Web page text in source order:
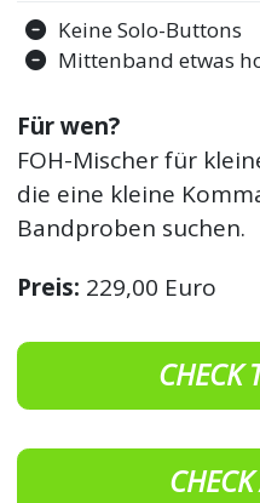
Keine Solo-Buttons
Mittenband etwas
Für wen?
FOH-Mischer für
die eine kleine
Bandproben suchen.
Preis: 229,00 Euro
CHECK